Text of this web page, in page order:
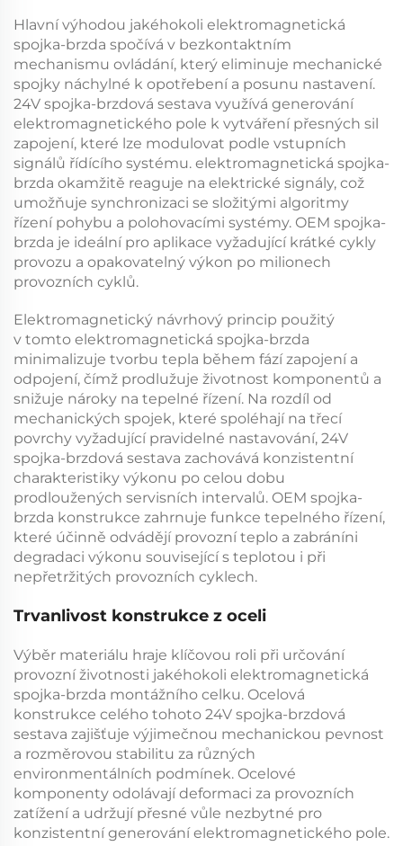
Hlavní výhodou jakéhokoli elektromagnetická
spojka-brzda spočívá v bezkontaktním
mechanismu ovládání, který eliminuje mechanické
spojky náchylné k opotřebení a posunu nastavení.
24V spojka-brzdová sestava využívá generování
elektromagnetického pole k vytváření přesných sil
zapojení, které lze modulovat podle vstupních
signálů řídícího systému. elektromagnetická spojka-
brzda okamžitě reaguje na elektrické signály, což
umožňuje synchronizaci se složitými algoritmy
řízení pohybu a polohovacími systémy. OEM spojka-
brzda je ideální pro aplikace vyžadující krátké cykly
provozu a opakovatelný výkon po milionech
provozních cyklů.
Elektromagnetický návrhový princip použitý
v tomto elektromagnetická spojka-brzda
minimalizuje tvorbu tepla během fází zapojení a
odpojení, čímž prodlužuje životnost komponentů a
snižuje nároky na tepelné řízení. Na rozdíl od
mechanických spojek, které spoléhají na třecí
povrchy vyžadující pravidelné nastavování, 24V
spojka-brzdová sestava zachovává konzistentní
charakteristiky výkonu po celou dobu
prodloužených servisních intervalů. OEM spojka-
brzda konstrukce zahrnuje funkce tepelného řízení,
které účinně odvádějí provozní teplo a zabráníni
degradaci výkonu související s teplotou i při
nepřetržitých provozních cyklech.
Trvanlivost konstrukce z oceli
Výběr materiálu hraje klíčovou roli při určování
provozní životnosti jakéhokoli elektromagnetická
spojka-brzda montážního celku. Ocelová
konstrukce celého tohoto 24V spojka-brzdová
sestava zajišťuje výjimečnou mechanickou pevnost
a rozměrovou stabilitu za různých
environmentálních podmínek. Ocelové
komponenty odolávají deformaci za provozních
zatížení a udržují přesné vůle nezbytné pro
konzistentní generování elektromagnetického pole.